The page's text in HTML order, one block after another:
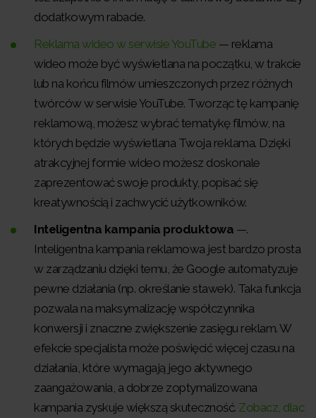
dodatkowym rabacie.
Reklama wideo w serwisie YouTube — reklama
wideo może być wyświetlana na początku, w trakcie
lub na końcu filmów umieszczonych przez różnych
twórców w serwisie YouTube. Tworząc tę kampanię
reklamową, możesz wybrać tematykę filmów, na
których będzie wyświetlana Twoja reklama. Dzięki
atrakcyjnej formie wideo możesz doskonale
zaprezentować swoje produkty, popisać się
kreatywnością i zachwycić użytkowników.
Inteligentna kampania produktowa —.
Inteligentna kampania reklamowa jest bardzo prosta
w zarządzaniu dzięki temu, że Google automatyzuje
pewne działania (np. określanie stawek). Taka funkcja
pozwala na maksymalizację współczynnika
konwersji i znaczne zwiększenie zasięgu reklam. W
efekcie specjalista może poświęcić więcej czasu na
działania, które wymagają jego aktywnego
zaangażowania, a dobrze zoptymalizowana
kampania zyskuje większą skuteczność. Zobacz, dlac